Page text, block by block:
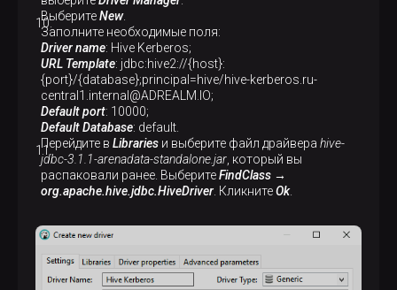
ВыберитеNew.
Заполните необходимые поля:
Driver name: Hive Kerberos;
URL Template: jdbc:hive2://{host}:
{port}/{database};principal=hive/hive-kerberos.ru-
central1.internal@ADREALM.IO;
Default port: 10000;
Default Database: default.
Перейдите в Libraries и выберите файл драйвера hive-
jdbc-3.1.1-arenadata-standalone.jar , который вы
распаковали ранее. ВыберитеFindClass →
org.apache.hive.jdbc.HiveDriver . КликнитеOk.